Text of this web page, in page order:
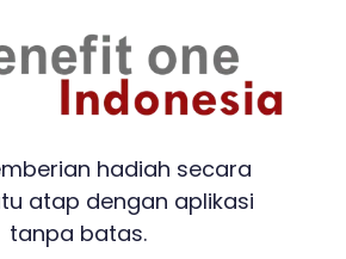
hadiah secara
atap dengan aplikasi
tanpa batas.